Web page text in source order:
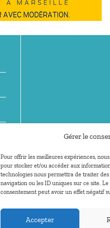
Gérer le
Pour offrir les meilleures expériences,
pour stocker et/ou accéder aux
technologies nous permettra de traiter
navigation ou les ID uniques sur ce site.
consentement peut avoir un effet négatif
Accepter